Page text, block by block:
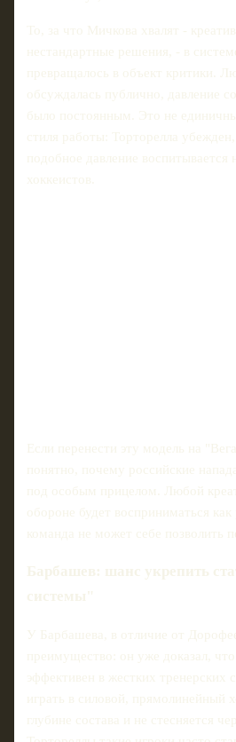
То, за что Мичкова хвалят -
нестандартные решения, - в
превращалось в объект критики.
обсуждалась публично, давление
было постоянным. Это не
стиля работы: Торторелла
подобное давление воспитывается
хоккеистов.
Если перенести эту модель на
понятно, почему российские
под особым прицелом. Любой
обороне будет восприниматься
команда не может себе позволить
Барбашев: шанс укрепить
системы"
У Барбашева, в отличие от
преимущество: он уже доказал,
эффективен в жестких тренерских
играть в силовой, прямолинейный
глубине состава и не стесняется